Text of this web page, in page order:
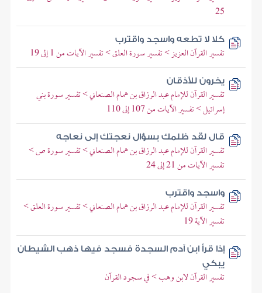
25
كلا لا تطعه واسجد واقترب
تفسير القرآن العزيز > تفسير سورة العلق > تفسير الآيات من 1 إلى 19
يخرون للأذقان
تفسير القرآن للإمام عبد الرزاق بن همام الصنعاني > تفسير سورة بني
إسرائيل > تفسير الآيات من 107 إلى 110
قال لقد ظلمك بسؤال نعجتك إلى نعاجه
تفسير القرآن للإمام عبد الرزاق بن همام الصنعاني > تفسير سورة ص >
تفسير الآيات من 21 إلى 24
واسجد واقترب
تفسير القرآن للإمام عبد الرزاق بن همام الصنعاني > تفسير سورة العلق >
تفسير الآية 19
إذا قرأ ابن آدم السجدة فسجد فيها ذهب الشيطان
يبكي
تفسير القرآن لابن وهب > في سجود القرآن